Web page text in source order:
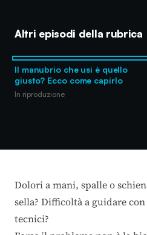
Altri episodi della rubrica
Il manubrio che usi è quello
giusto? Ecco come capirlo
In riproduzione
Dolori a mani, spalle o
sella? Difficoltà a guidare
tecnici?